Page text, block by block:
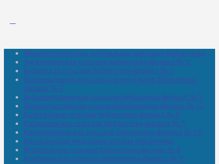
Межпоселенческая центральная районная библиотека
Амзибашевская сельская библиотека-филиал № 1
Бабаевская сельская библиотека-филиал № 2
Большекачаковская сельская модельная библиотека-
филиал № 7
Большекуразовская сельская библиотека-филиал № 3
Верхнетыхтемская сельская библиотека-филиал № 15
Калегинская сельская библиотека-филиал № 6
Калмашевская сельская библиотека-филиал № 5
Калмиябашевская сельская библиотека-филиал № 13
Калтасинская модельная детская библиотека
Кельтеевская сельская библиотека-филиал № 8
Киебаковская сельская библиотека-филиал № 9